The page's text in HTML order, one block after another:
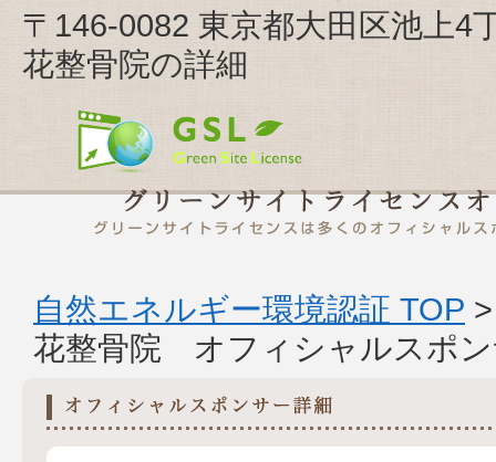
〒146-0082 東京都大田区池上
花整骨院の詳細
自然エネルギー環境認証 TOP
花整骨院 オフィシャルスポン